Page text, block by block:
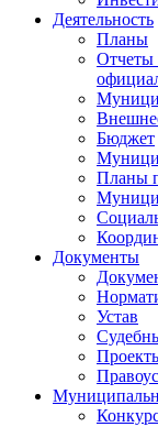
Деятельность
Планы
Отчеты
Бюджет
Планы
Документы
Устав